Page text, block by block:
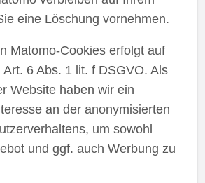
eine Löschung vornehmen.
Matomo-Cookies erfolgt auf
6 Abs. 1 lit. f DSGVO. Als
Website haben wir ein
an der anonymisierten
um sowohl
und ggf. auch Werbung zu